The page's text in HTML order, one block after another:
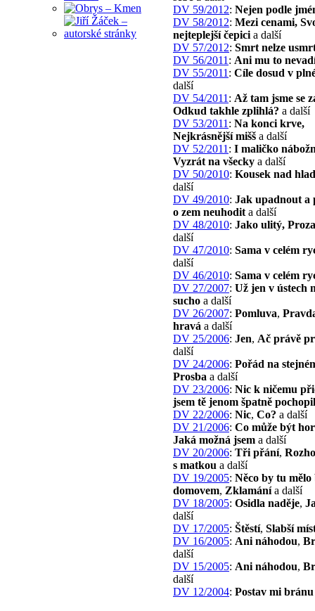
DV 59/2012: Nejen podle
DV 58/2012: Mezi cenami,
nejteplejší čepici a další
DV 57/2012: Smrt nelze
DV 56/2011 : Ani mu to
DV 55/2011 : Cíle dosud v
další
DV 54/2011 : Až tam jsme se
Odkud takhle zplihlá? a další
DV 53/2011 : Na konci krve,
Nejkrásnější mišš a další
DV 52/2011 : I maličko
Vyzrát na všecky a další
DV 50/2010: Kousek nad
další
DV 49/2010: Jak upadnout a
o zem neuhodit a další
DV 48/2010: Jako ulitý,
další
DV 47/2010: Sama v celém
další
DV 46/2010: Sama v celém
DV 27/2007: Už jen v ústech
sucho a další
DV 26/2007: Pomluva,
hravá a další
DV 25/2006: Jen, Ač právě
další
DV 24/2006: Pořád na
Prosba a další
DV 23/2006: Nic k ničemu
jsem tě jenom špatně
DV 22/2006: Nic, Co? a další
DV 21/2006: Co může být
Jaká možná jsem a další
DV 20/2006: Tři přání,
s matkou a další
DV 19/2005: Něco by tu
domovem, Zklamánía další
DV 18/2005: Osidla naděje,
další
DV 17/2005: Štěstí, Slabší
DV 16/2005: Ani náhodou,
další
DV 15/2005: Ani náhodou,
další
DV 12/2004: Postav mi bránu